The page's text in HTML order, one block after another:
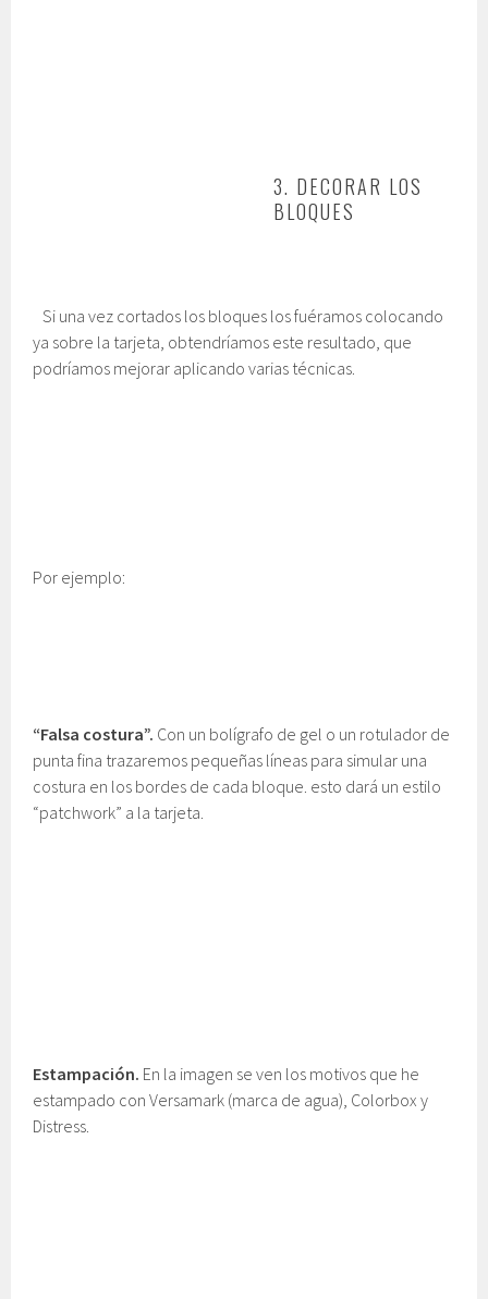
3. DECORAR LOS
BLOQUES
Si una vez cortados los bloques los fuéramos colocando
ya sobre la tarjeta, obtendríamos este resultado, que
podríamos mejorar aplicando varias técnicas.
Por ejemplo:
“Falsa costura”. Con un bolígrafo de gel o un rotulador de
punta fina trazaremos pequeñas líneas para simular una
costura en los bordes de cada bloque. esto dará un estilo
“patchwork” a la tarjeta.
Estampación. En la imagen se ven los motivos que he
estampado con Versamark (marca de agua), Colorbox y
Distress.